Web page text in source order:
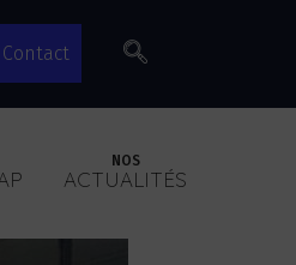
Contact
NOS
ACTUALITÉS